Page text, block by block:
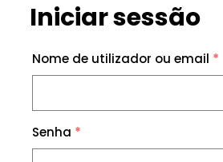
Iniciar sessão
Nome de utilizador ou email *
Senha *